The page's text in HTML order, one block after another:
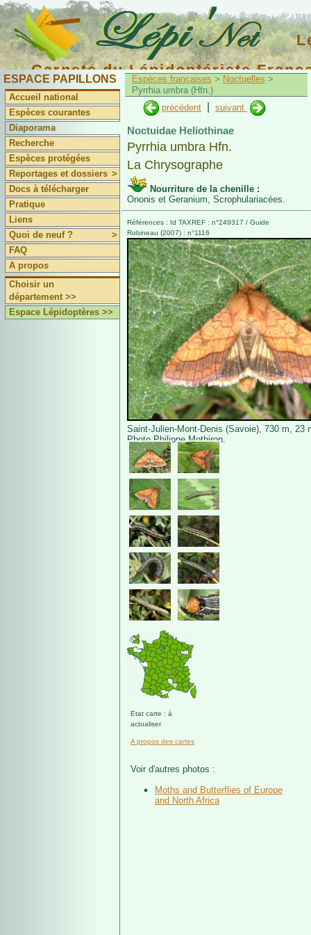
Carnets du Lépidoptériste
ESPACE PAPILLONS
Accueil national
Espèces courantes
Diaporama
Recherche
Espèces protégées
Reportages et dossiers >
Docs à télécharger
Pratique
Liens
Quoi de neuf ?
>
FAQ
A propos
Choisir un
département >>
Espace Lépidoptères >>
Espèces françaises > Noctuelles >
Pyrrhia umbra (Hfn.)
précédent
suivant
Noctuidae Heliothinae
Pyrrhia umbra Hfn.
La Chrysographe
Nourriture de la chenille :
Ononis et Geranium, Scrophulariacées.
Références : Id TAXREF : n°249317 / Guide
Robineau (2007) : n°1116
Saint-Julien-Mont-Denis (Savoie), 730 m, 23
Photo Philippe Mothiron.
Etat carte : à
actualiser
A propos des cartes
Voir d'autres photos :
Moths and Butterflies of Europe
and North Africa